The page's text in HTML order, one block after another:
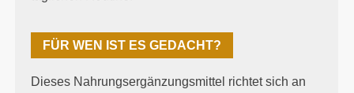
FÜR WEN IST ES GEDACHT?
Dieses Nahrungsergänzungsmittel richtet sich an